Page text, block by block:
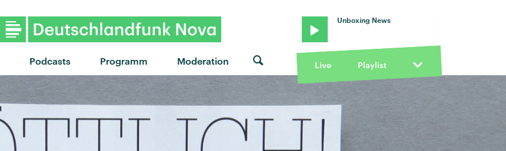
Podcasts Programm Moderation
Unboxing News
Live Playlist